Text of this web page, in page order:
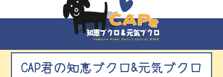
CAP君の知恵ブクロ&元気ブクロ